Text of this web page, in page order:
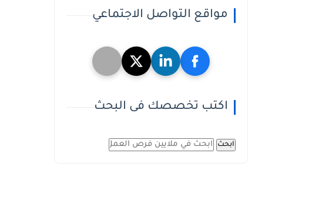
مواقع التواصل الاجتماعي
اكتب تخصصك فى البحث
ابحث